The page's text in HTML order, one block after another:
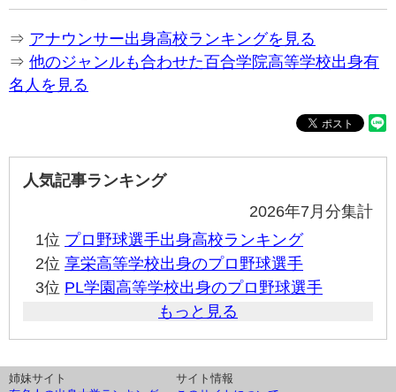
⇒ アナウンサー出身高校ランキングを見る
⇒ 他のジャンルも合わせた百合学院高等学校出身有
名人を見る
人気記事ランキング
2026年7月分集計
1位 プロ野球選手出身高校ランキング
2位 享栄高等学校出身のプロ野球選手
3位 PL学園高等学校出身のプロ野球選手
もっと見る
姉妹サイト
サイト情報